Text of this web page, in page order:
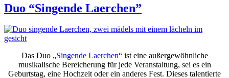
Duo “Singende Laerchen”
Das Duo „Singende Laerchen“ ist eine außergewöhnliche
musikalische Bereicherung für jede Veranstaltung, sei es ein
Geburtstag, eine Hochzeit oder ein anderes Fest. Dieses talentierte